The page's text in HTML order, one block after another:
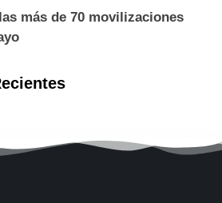
más de 70 movilizaciones